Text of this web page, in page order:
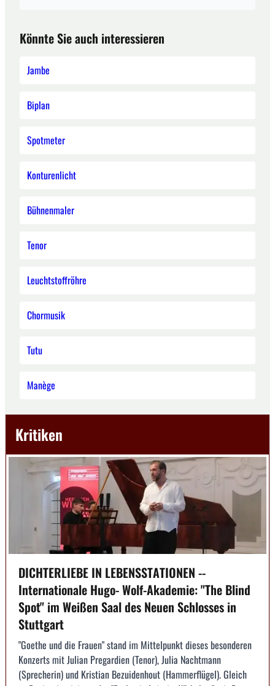
Könnte Sie auch interessieren
Jambe
Biplan
Spotmeter
Konturenlicht
Bühnenmaler
Tenor
Leuchtstoffröhre
Chormusik
Tutu
Manège
Kritiken
DICHTERLIEBE IN LEBENSSTATIONEN --
Internationale Hugo- Wolf-Akademie: "The Blind
Spot" im Weißen Saal des Neuen Schlosses in
Stuttgart
"Goethe und die Frauen" stand im Mittelpunkt dieses besonderen
Konzerts mit Julian Pregardien (Tenor), Julia Nachtmann
(Sprecherin) und Kristian Bezuidenhout (Hammerflügel). Gleich